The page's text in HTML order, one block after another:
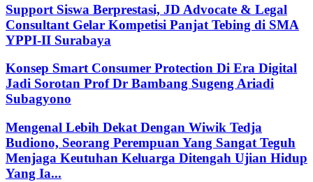
Support Siswa Berprestasi, JD Advocate & Legal
Consultant Gelar Kompetisi Panjat Tebing di SMA
YPPI-II Surabaya
Konsep Smart Consumer Protection Di Era Digital
Jadi Sorotan Prof Dr Bambang Sugeng Ariadi
Subagyono
Mengenal Lebih Dekat Dengan Wiwik Tedja
Budiono, Seorang Perempuan Yang Sangat Teguh
Menjaga Keutuhan Keluarga Ditengah Ujian Hidup
Yang Ia...